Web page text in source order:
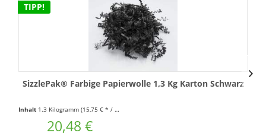
TIPP!
SizzlePak® Farbige Papierwolle 1,3 Kg Karton Schwarz
Inhalt 1.3 Kilogramm (15,75 € * / 1 Kilogramm)
20,48 €